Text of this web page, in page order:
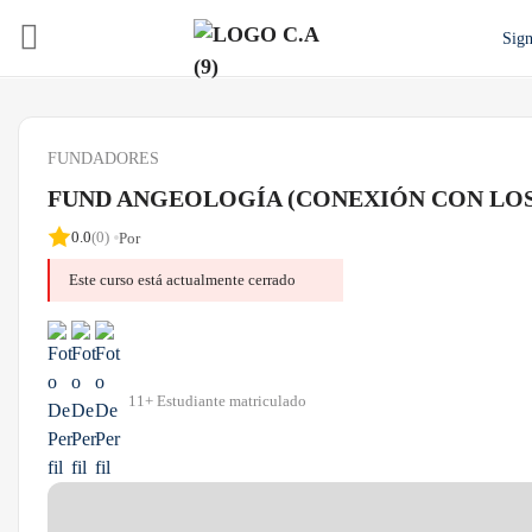
FUNDADORES
FUND ANGEOLOGÍA (CONEXIÓN CON
0.0(0) Por
Este curso está actualmente cerrado
11+ Estudiante matriculado